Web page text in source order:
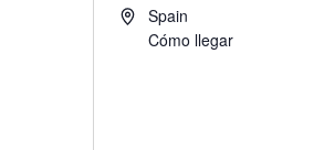
Spain
Cómo llegar